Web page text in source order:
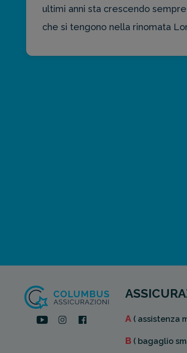
ultimi anni sta crescendo
che si tengono nella rinomata
A( assistenza
B( bagaglio